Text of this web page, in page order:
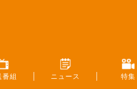
番組 ニュース 特集